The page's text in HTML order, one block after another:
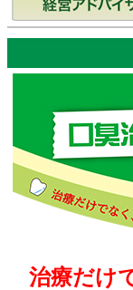
治療だけ